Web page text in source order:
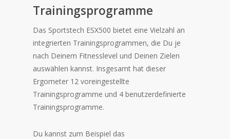
Trainingsprogramme
Das Sportstech ESX500 bietet eine Vielzahl an
integrierten Trainingsprogrammen, die Du je
nach Deinem Fitnesslevel und Deinen Zielen
auswählen kannst. Insgesamt hat dieser
Ergometer 12 voreingestellte
Trainingsprogramme und 4 benutzerdefinierte
Trainingsprogramme.
Du kannst zum Beispiel das